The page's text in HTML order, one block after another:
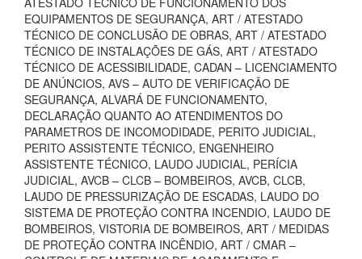
EQUIPAMENTOS DE SEGURANÇA, ART / ATESTADO
TÉCNICO DE CONCLUSÃO DE OBRAS, ART / ATESTADO
TÉCNICO DE INSTALAÇÕES DE GÁS, ART / ATESTADO
TÉCNICO DE ACESSIBILIDADE, CADAN – LICENCIAMENTO
DE ANÚNCIOS, AVS – AUTO DE VERIFICAÇÃO DE
SEGURANÇA, ALVARÁ DE FUNCIONAMENTO,
DECLARAÇÃO QUANTO AO ATENDIMENTOS DO
PARAMETROS DE INCOMODIDADE, PERITO JUDICIAL,
PERITO ASSISTENTE TÉCNICO, ENGENHEIRO
ASSISTENTE TÉCNICO, LAUDO JUDICIAL, PERÍCIA
JUDICIAL, AVCB – CLCB – BOMBEIROS, AVCB, CLCB,
LAUDO DE PRESSURIZAÇÃO DE ESCADAS, LAUDO DO
SISTEMA DE PROTEÇÃO CONTRA INCENDIO, LAUDO DE
BOMBEIROS, VISTORIA DE BOMBEIROS, ART / MEDIDAS
DE PROTEÇÃO CONTRA INCÊNDIO, ART / CMAR –